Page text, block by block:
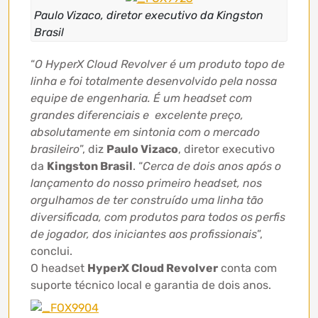
Paulo Vizaco, diretor executivo da Kingston
Brasil
“O HyperX Cloud Revolver é um produto topo de
linha e foi totalmente desenvolvido pela nossa
equipe de engenharia. É um headset com
grandes diferenciais e excelente preço,
absolutamente em sintonia com o mercado
brasileiro”, diz Paulo Vizaco, diretor executivo
da Kingston Brasil. “Cerca de dois anos após o
lançamento do nosso primeiro headset, nos
orgulhamos de ter construído uma linha tão
diversificada, com produtos para todos os perfis
de jogador, dos iniciantes aos profissionais”,
conclui.
O headset HyperX Cloud Revolver conta com
suporte técnico local e garantia de dois anos.